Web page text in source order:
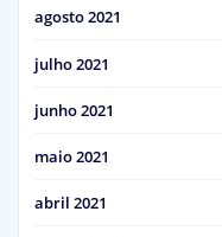
agosto 2021
julho 2021
junho 2021
maio 2021
abril 2021